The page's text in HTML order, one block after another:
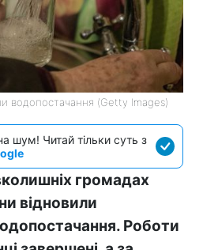
водопостачання (Getty Images)
шум! Читай тільки суть з
громадах
відновили
Роботи